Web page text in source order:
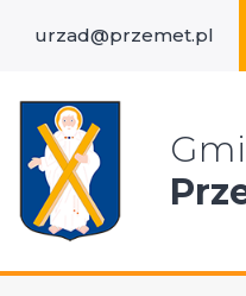
urzad@przemet.pl